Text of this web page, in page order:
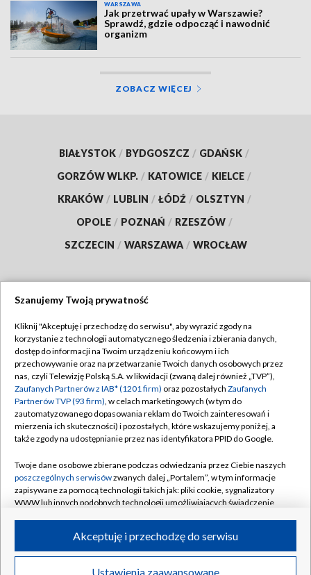
WARSZAWA
Jak przetrwać upały w Warszawie?
Sprawdź, gdzie odpocząć i nawodnić
organizm
ZOBACZ WIĘCEJ
BIAŁYSTOK / BYDGOSZCZ / GDAŃSK /
GORZÓW WLKP. / KATOWICE / KIELCE /
KRAKÓW / LUBLIN / ŁÓDŹ / OLSZTYN /
OPOLE / POZNAŃ / RZESZÓW /
SZCZECIN / WARSZAWA / WROCŁAW
TVP
Abonament TVP
Emisja w TVP
Centrum informacji TVP
Naziemna Telewizja Cyfrowa
Rada Programowa
System NOS
Informacje o nadawcy
Program dla prasy
Regulamin TVP
Polityka prywatności
Moje zgody
Pomoc
Kontakt
Kanały
©2026 Telewizja Polska S.A. w likwidacji
Szanujemy Twoją prywatność
Kliknij "Akceptuję i przechodzę do serwisu", aby wyrazić zgody na
korzystanie z technologii automatycznego śledzenia i zbierania danych,
dostęp do informacji na Twoim urządzeniu końcowym i ich
przechowywanie oraz na przetwarzanie Twoich danych osobowych przez
nas, czyli Telewizję Polską S.A. w likwidacji (zwaną dalej również „TVP”),
Zaufanych Partnerów z IAB* (1201 firm) oraz pozostałych Zaufanych
Partnerów TVP (93 firm), w celach marketingowych (w tym do
zautomatyzowanego dopasowania reklam do Twoich zainteresowań i
mierzenia ich skuteczności) i pozostałych, które wskazujemy poniżej, a
także zgody na udostępnianie przez nas identyfikatora PPID do Google.
Twoje dane osobowe zbierane podczas odwiedzania przez Ciebie naszych
poszczególnych serwisówzwanych dalej „Portalem”, w tym informacje
zapisywane za pomocą technologii takich jak: pliki cookie, sygnalizatory
WWW lub innych podobnych technologii umożliwiających świadczenie
ruchu w Internecie.
Twoje dane osobowe zbierane podczas odwiedzania przez Ciebie
Ustawienia zaawansowane
Akceptuję i przechodzę do serwisu